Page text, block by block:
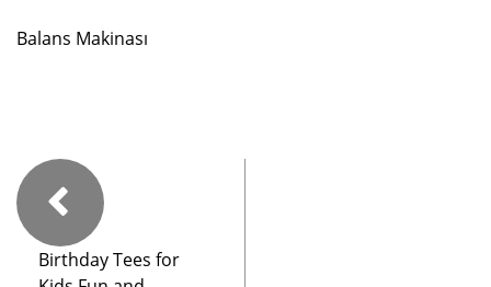
Balans Makinası
Birthday Tees for